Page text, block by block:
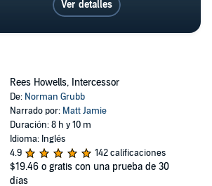
Ver detalles
Rees Howells, Intercessor
De: Norman Grubb
Narrado por: Matt Jamie
Duración: 8 h y 10 m
Idioma: Inglés
4.9
142 calificaciones
$19.46 o gratis con una prueba de 30
días